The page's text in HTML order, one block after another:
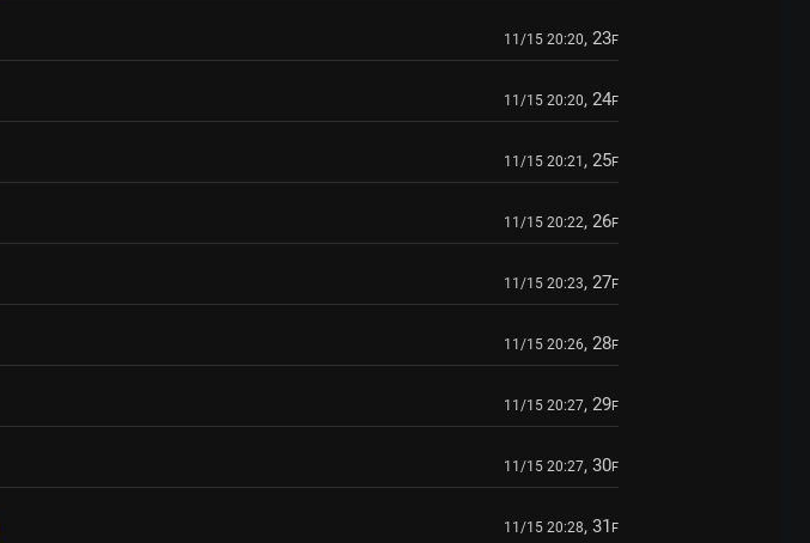
11/15 20:20, 23F
11/15 20:20, 24F
11/15 20:21 , 25F
11/15 20:22, 26F
11/15 20:23, 27F
11/15 20:26, 28F
11/15 20:27, 29F
11/15 20:27, 30F
11/15 20:28, 31 F